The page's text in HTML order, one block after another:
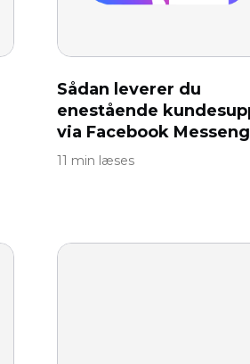
Sådan leverer du
enestående
via Facebook
11 min læses